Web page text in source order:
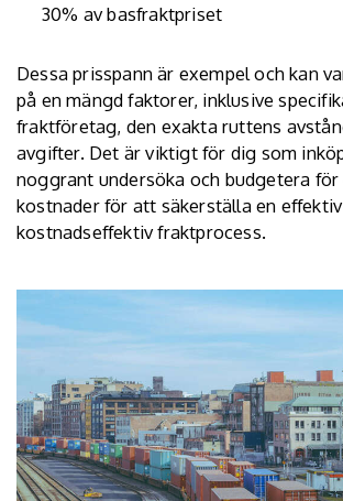
30% av basfraktpriset
Dessa prisspann är exempel och kan
på en mängd faktorer, inklusive
fraktföretag, den exakta ruttens
avgifter. Det är viktigt för dig som
noggrant undersöka och budgetera för
kostnader för att säkerställa en
kostnadseffektiv fraktprocess.